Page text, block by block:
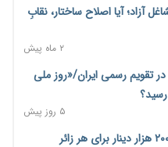
جنوب زیر ضرب جنگ رفت/
احتمالی
مناطق آزاد و ویژه
آزاد؛ آیا اصلاح ساختار، نقابِ
۲ ماه پیش
در تقویم رسمی ایران/«روز ملی
۵ روز پیش